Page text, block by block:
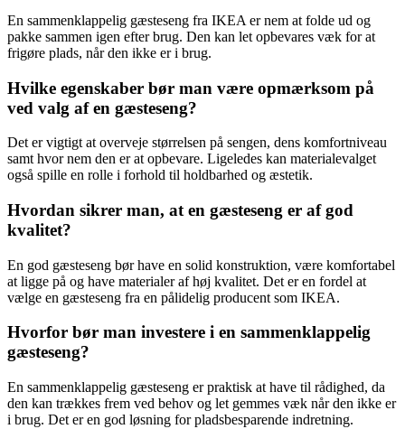
En sammenklappelig gæsteseng fra IKEA er nem at folde ud og
pakke sammen igen efter brug. Den kan let opbevares væk for at
frigøre plads, når den ikke er i brug.
Hvilke egenskaber bør man være opmærksom på
ved valg af en gæsteseng?
Det er vigtigt at overveje størrelsen på sengen, dens komfortniveau
samt hvor nem den er at opbevare. Ligeledes kan materialevalget
også spille en rolle i forhold til holdbarhed og æstetik.
Hvordan sikrer man, at en gæsteseng er af god
kvalitet?
En god gæsteseng bør have en solid konstruktion, være komfortabel
at ligge på og have materialer af høj kvalitet. Det er en fordel at
vælge en gæsteseng fra en pålidelig producent som IKEA.
Hvorfor bør man investere i en sammenklappelig
gæsteseng?
En sammenklappelig gæsteseng er praktisk at have til rådighed, da
den kan trækkes frem ved behov og let gemmes væk når den ikke er
i brug. Det er en god løsning for pladsbesparende indretning.